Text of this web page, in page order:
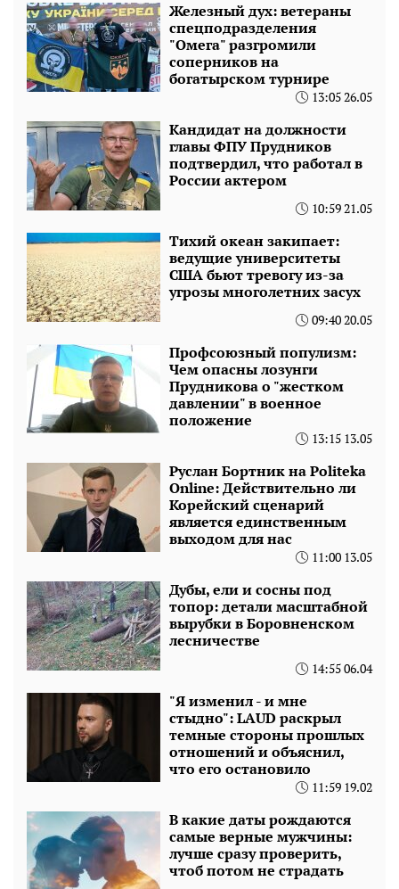
Железный дух: ветераны
спецподразделения
"Омега" разгромили
соперников на
богатырском турнире
13:05 26.05
Кандидат на должности
главы ФПУ Прудников
подтвердил, что работал в
России актером
10:59 21.05
Тихий океан закипает:
ведущие университеты
США бьют тревогу из-за
угрозы многолетних засух
09:40 20.05
Профсоюзный популизм:
Чем опасны лозунги
Прудникова о "жестком
давлении" в военное
положение
13:15 13.05
Руслан Бортник на Politeka
Online: Действительно ли
Корейский сценарий
является единственным
выходом для нас
11:00 13.05
Дубы, ели и сосны под
топор: детали масштабной
вырубки в Боровненском
лесничестве
14:55 06.04
"Я изменил - и мне
стыдно": LAUD раскрыл
темные стороны прошлых
отношений и объяснил,
что его остановило
11:59 19.02
В какие даты рождаются
самые верные мужчины:
лучше сразу проверить,
чтоб потом не страдать